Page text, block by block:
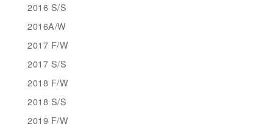
2016 S/S
2016A/W
2017 F/W
2017 S/S
2018 F/W
2018 S/S
2019 F/W